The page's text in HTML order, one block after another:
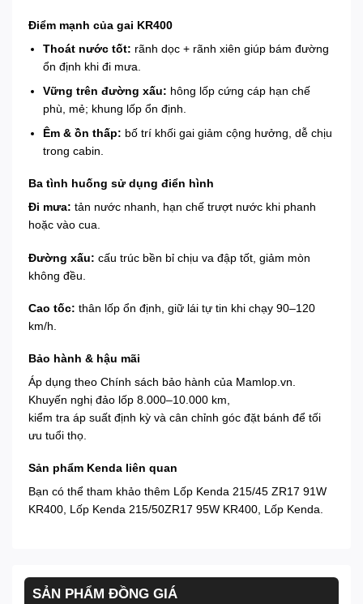
Điểm mạnh của gai KR400
Thoát nước tốt: rãnh dọc + rãnh xiên giúp bám đường
ổn định khi đi mưa.
Vững trên đường xấu: hông lốp cứng cáp hạn chế
phù, mẻ; khung lốp ổn định.
Êm & ồn thấp: bố trí khối gai giảm cộng hưởng, dễ chịu
trong cabin.
Ba tình huống sử dụng điển hình
Đi mưa: tản nước nhanh, hạn chế trượt nước khi phanh
hoặc vào cua.
Đường xấu: cấu trúc bền bỉ chịu va đập tốt, giảm mòn
không đều.
Cao tốc: thân lốp ổn định, giữ lái tự tin khi chạy 90–120
km/h.
Bảo hành & hậu mãi
Áp dụng theo Chính sách bảo hành của Mamlop.vn.
Khuyến nghị đảo lốp 8.000–10.000 km,
kiểm tra áp suất định kỳ và cân chỉnh góc đặt bánh để tối
ưu tuổi thọ.
Sản phẩm Kenda liên quan
Bạn có thể tham khảo thêm Lốp Kenda 215/45 ZR17 91W
KR400, Lốp Kenda 215/50ZR17 95W KR400, Lốp Kenda.
SẢN PHẨM ĐỒNG GIÁ